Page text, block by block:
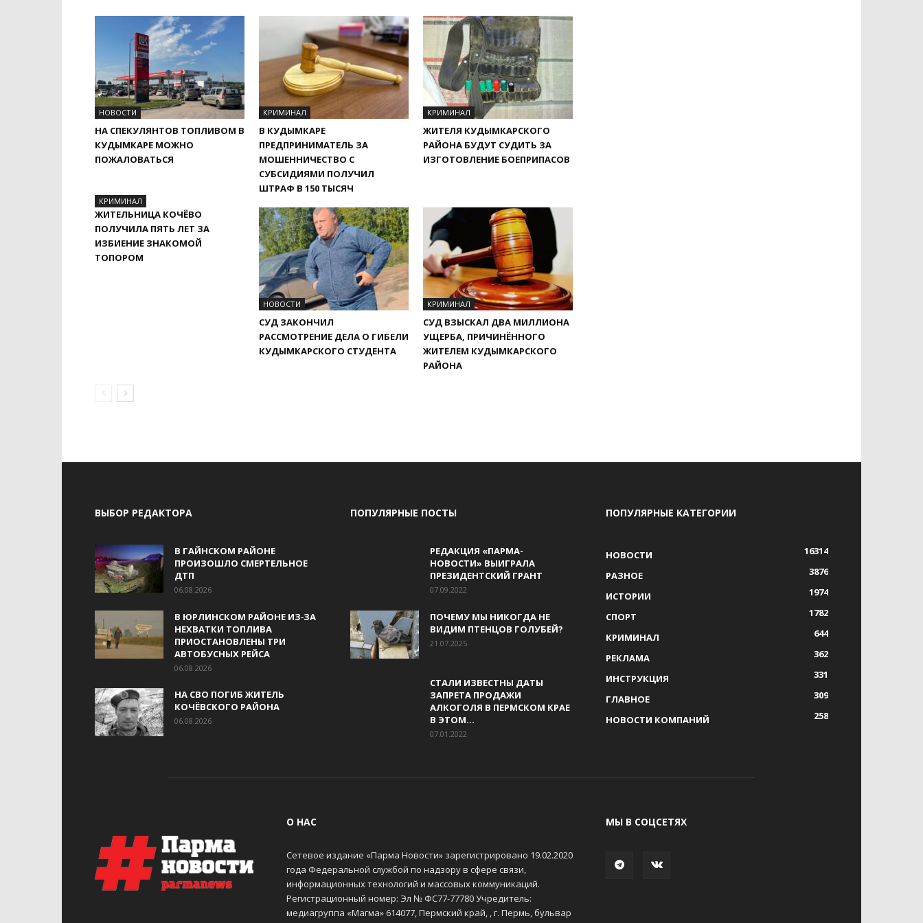
НОВОСТИ
НА СПЕКУЛЯНТОВ ТОПЛИВОМ В
КУДЫМКАРЕ МОЖНО
ПОЖАЛОВАТЬСЯ
КРИМИНАЛ
В КУДЫМКАРЕ
ПРЕДПРИНИМАТЕЛЬ ЗА
МОШЕННИЧЕСТВО С
СУБСИДИЯМИ ПОЛУЧИЛ
ШТРАФ В 150 ТЫСЯЧ
КРИМИНАЛ
ЖИТЕЛЯ КУДЫМКАРСКОГО
РАЙОНА БУДУТ СУДИТЬ ЗА
ИЗГОТОВЛЕНИЕ БОЕПРИПАСОВ
КРИМИНАЛ
ЖИТЕЛЬНИЦА КОЧЁВО
ПОЛУЧИЛА ПЯТЬ ЛЕТ ЗА
ИЗБИЕНИЕ ЗНАКОМОЙ
ТОПОРОМ
НОВОСТИ
СУД ЗАКОНЧИЛ
РАССМОТРЕНИЕ ДЕЛА О ГИБЕЛИ
КУДЫМКАРСКОГО СТУДЕНТА
КРИМИНАЛ
СУД ВЗЫСКАЛ ДВА МИЛЛИОНА
УЩЕРБА, ПРИЧИНЁННОГО
ЖИТЕЛЕМ КУДЫМКАРСКОГО
РАЙОНА
ВЫБОР РЕДАКТОРА
В ГАЙНСКОМ РАЙОНЕ
ПРОИЗОШЛО СМЕРТЕЛЬНОЕ
ДТП
06.08.2026
В ЮРЛИНСКОМ РАЙОНЕ ИЗ‑ЗА
НЕХВАТКИ ТОПЛИВА
ПРИОСТАНОВЛЕНЫ ТРИ
АВТОБУСНЫХ РЕЙСА
06.08.2026
НА СВО ПОГИБ ЖИТЕЛЬ
КОЧЁВСКОГО РАЙОНА
06.08.2026
ПОПУЛЯРНЫЕ ПОСТЫ
РЕДАКЦИЯ «ПАРМА-
НОВОСТИ» ВЫИГРАЛА
ПРЕЗИДЕНТСКИЙ ГРАНТ
07.09.2022
ПОЧЕМУ МЫ НИКОГДА НЕ
ВИДИМ ПТЕНЦОВ ГОЛУБЕЙ?
21.07.2025
СТАЛИ ИЗВЕСТНЫ ДАТЫ
ЗАПРЕТА ПРОДАЖИ
АЛКОГОЛЯ В ПЕРМСКОМ КРАЕ
В ЭТОМ...
07.01.2022
ПОПУЛЯРНЫЕ КАТЕГОРИИ
НОВОСТИ
16314
РАЗНОЕ
3876
ИСТОРИИ
1974
СПОРТ
1782
КРИМИНАЛ
644
РЕКЛАМА
362
ИНСТРУКЦИЯ
331
ГЛАВНОЕ
309
НОВОСТИ КОМПАНИЙ
258
О НАС
Сетевое издание «Парма Новости» зарегистрировано 19.02.2020
года Федеральной службой по надзору в сфере связи,
информационных технологий и массовых коммуникаций.
Регистрационный номер: Эл № ФС77-77780 Учредитель:
медиагруппа «Магма» 614077, Пермский край, , г. Пермь, бульвар
МЫ В СОЦСЕТЯХ